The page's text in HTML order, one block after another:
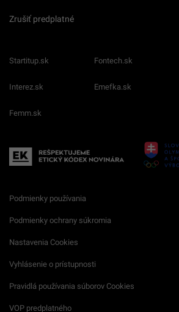
Zrušiť predplatné
Startitup.sk Fontech.sk
Interez.sk Emefka.sk
Femm.sk
Podmienky používania
Podmienky ochrany súkromia
Nastavenia Cookies
Vyhlásenie o prístupnosti
Pravidlá používania súborov Cookies
VOP predplatného